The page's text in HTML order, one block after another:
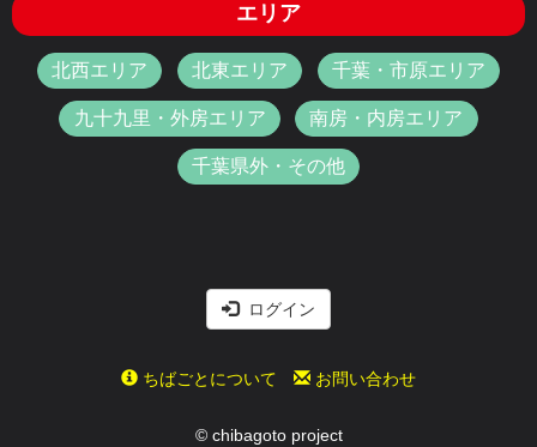
エリア
北西エリア 北東エリア 千葉・市原エリア
九十九里・外房エリア 南房・内房エリア
千葉県外・その他
ログイン
ちばごとについて お問い合わせ
© chibagoto project